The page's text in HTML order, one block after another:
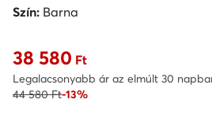
Szín: Barna
Aktuális ár 38 580 Ft
38 580 Ft
Legalacsonyabb ár az elmúlt 30
44 580 Ft-13%